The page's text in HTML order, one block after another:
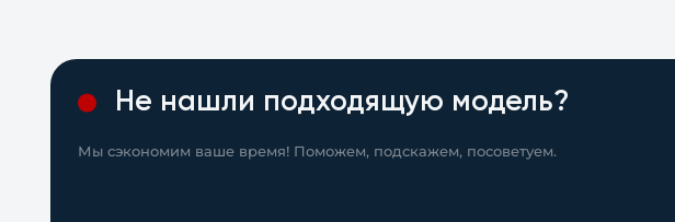
Не нашли подходящую модель?
Мы сэкономим ваше время! Поможем, подскажем, посоветуем.